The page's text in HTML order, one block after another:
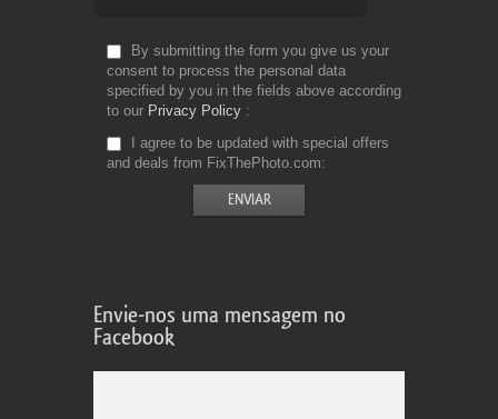
By submitting the form you give us your
consent to process the personal data
specified by you in the fields above according
to our Privacy Policy
I agree to be updated with special offers
and deals from FixThePhoto.com
Envie-nos uma mensagem no
Facebook